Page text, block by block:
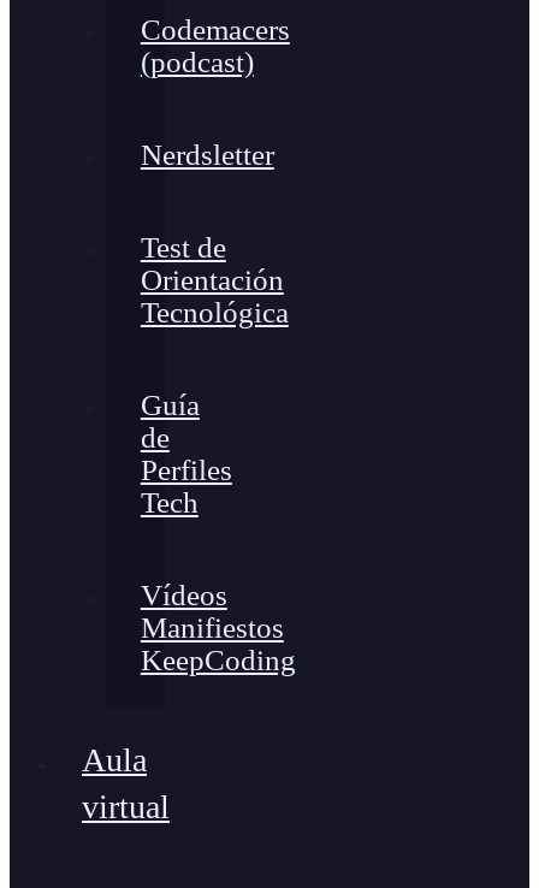
Codemacers
(podcast)
Nerdsletter
Test de
Orientación
Tecnológica
Guía
de
Perfiles
Tech
Vídeos
Manifiestos
KeepCoding
Aula
virtual